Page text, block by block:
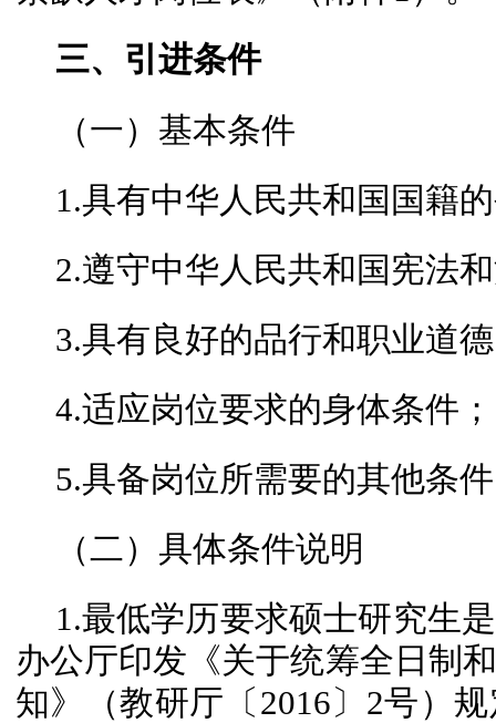
三、引进条件
（一）基本条件
1.具有中华人民共和国国籍
2.遵守中华人民共和国宪法
3.具有良好的品行和职业道
4.适应岗位要求的身体条件；
5.具备岗位所需要的其他条
（二）具体条件说明
1.最低学历要求硕士研究生
办公厅印发《关于统筹全日制
知》（教研厅〔2016〕2号）